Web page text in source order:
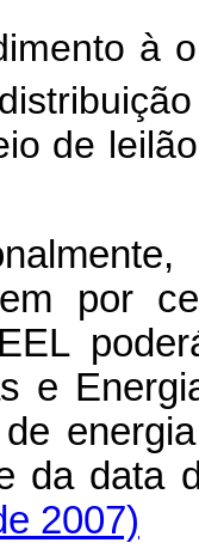
à
de
por
e
2007)